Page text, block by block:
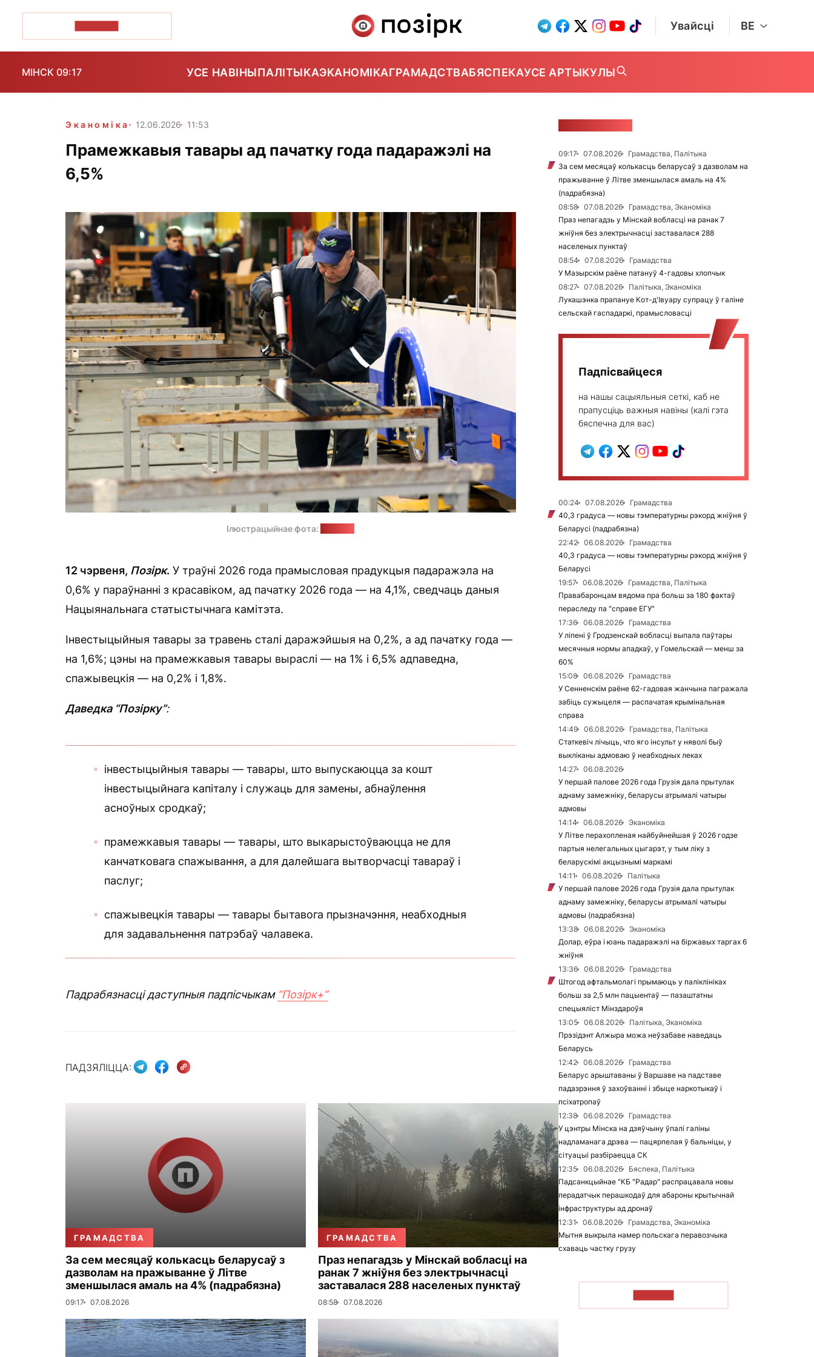
Увайсці BE
МІНСК 09:17 УСЕ НАВІНЫПАЛІТЫКАЭКАНОМІКАГРАМАДСТВАБЯСПЕКАУСЕ АРТЫКУЛЫ
Эканоміка 12.06.2026 11:53
Прамежкавыя тавары ад пачатку года падаражэлі на
6,5%
Ілюстрацыйнае фота:
12 чэрвеня, Позірк. У траўні 2026 года прамысловая прадукцыя падаражэла на
0,6% у параўнанні з красавіком, ад пачатку 2026 года — на 4,1%, сведчаць даныя
Нацыянальнага статыстычнага камітэта.
Інвестыцыйныя тавары за травень сталі даражэйшыя на 0,2%, а ад пачатку года —
на 1,6%; цэны на прамежкавыя тавары выраслі — на 1% і 6,5% адпаведна,
спажывецкія — на 0,2% і 1,8%.
Даведка “Позірку”:
інвестыцыйныя тавары — тавары, што выпускаюцца за кошт
інвестыцыйнага капіталу і служаць для замены, абнаўлення
асноўных сродкаў;
прамежкавыя тавары — тавары, што выкарыстоўваюцца не для
канчатковага спажывання, а для далейшага вытворчасці тавараў і
паслуг;
спажывецкія тавары — тавары бытавога прызначэння, неабходныя
для задавальнення патрэбаў чалавека.
Падрабязнасці даступныя падпісчыкам “Позірк+”
ПАДЗЯЛІЦЦА:
ГРАМАДСТВА
За сем месяцаў колькасць беларусаў з
дазволам на пражыванне ў Літве
зменшылася амаль на 4% (падрабязна)
09:17 07.08.2026
ГРАМАДСТВА
Праз непагадзь у Мінскай вобласці на
ранак 7 жніўня без электрычнасці
заставалася 288 населеных пунктаў
08:58 07.08.2026
09:17 07.08.2026
Грамадства, Палітыка
За сем месяцаў колькасць беларусаў з дазволам на
пражыванне ў Літве зменшылася амаль на 4%
(падрабязна)
08:58
07.08.2026
Грамадства, Эканоміка
Праз непагадзь у Мінскай вобласці на ранак 7
жніўня без электрычнасці заставалася 288
населеных пунктаў
08:54
07.08.2026
Грамадства
У Мазырскім раёне патануў 4-гадовы хлопчык
08:27
07.08.2026
Палітыка, Эканоміка
Лукашэнка прапануе Кот-д'Івуару супрацу ў галіне
сельскай гаспадаркі, прамысловасці
Падпісвайцеся
на нашы сацыяльныя сеткі, каб не
прапусціць важныя навіны (калі гэта
бяспечна для вас)
00:24 07.08.2026
Грамадства
40,3 градуса — новы тэмпературны рэкорд жніўня ў
Беларусі (падрабязна)
22:42
06.08.2026
Грамадства
40,3 градуса — новы тэмпературны рэкорд жніўня ў
Беларусі
19:57
06.08.2026
Грамадства, Палітыка
Правабаронцам вядома пра больш за 180 фактаў
пераследу па "справе ЕГУ"
17:36
06.08.2026
Грамадства
У ліпені ў Гродзенскай вобласці выпала паўтары
месячныя нормы ападкаў, у Гомельскай — менш за
60%
15:08
06.08.2026
Грамадства
У Сенненскім раёне 62-гадовая жанчына пагражала
забіць сужыцеля — распачатая крымінальная
справа
14:49
06.08.2026
Грамадства, Палітыка
Статкевіч лічыць, что яго інсульт у няволі быў
выкліканы адмоваю ў неабходных леках
14:27
06.08.2026
У першай палове 2026 года Грузія дала прытулак
аднаму замежніку, беларусы атрымалі чатыры
адмовы
14:14
06.08.2026
Эканоміка
У Літве перахопленая найбуйнейшая ў 2026 годзе
партыя нелегальных цыгарэт, у тым ліку з
беларускімі акцызнымі маркамі
14:11
06.08.2026
Палітыка
У першай палове 2026 года Грузія дала прытулак
аднаму замежніку, беларусы атрымалі чатыры
адмовы (падрабязна)
13:38
06.08.2026
Эканоміка
Долар, еўра і юань падаражэлі на біржавых таргах 6
жніўня
13:36
06.08.2026
Грамадства
Штогод афтальмолагі прымаюць у паліклініках
больш за 2,5 млн пацыентаў — пазаштатны
спецыяліст Мінздароўя
13:05
06.08.2026
Палітыка, Эканоміка
Прэзідэнт Алжыра можа неўзабаве наведаць
Беларусь
12:42
06.08.2026
Грамадства
Беларус арыштаваны ў Варшаве на падставе
падазрэння ў захоўванні і збыце наркотыкаў і
псіхатропаў
12:38
06.08.2026
Грамадства
У цэнтры Мінска на дзяўчыну ўпалі галіны
надламанага дрэва — пацярпелая ў бальніцы, у
сітуацыі разбіраецца СК
12:35
06.08.2026
Бяспека, Палітыка
Падсанкцыйнае "КБ "Радар" распрацавала новы
перадатчык перашкодаў для абароны крытычнай
інфраструктуры ад дронаў
12:31
06.08.2026
Грамадства, Эканоміка
Мытня выкрыла намер польскага перавозчыка
схаваць частку грузу